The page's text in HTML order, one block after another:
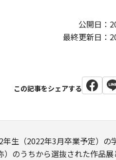
公開日：
最終更新日：
生（2022年3月卒業予定）の
のうちから選抜された作品展